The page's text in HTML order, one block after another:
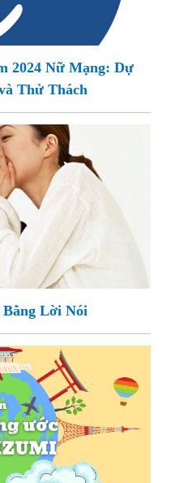
2024 Nữ Mạng: Dự
Thử Thách
Bằng Lời Nói